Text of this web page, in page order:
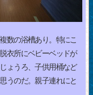
数の浴槽あり。特にこ
衣所にベビーベッドが
ょうろ、子供用桶など
うのだ。親子連れにと